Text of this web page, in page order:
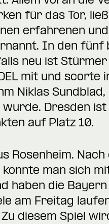
für das Tor,
erfahrenen
In den fünf
neu ist
mit und scorte
Niklas
Dresden
auf Platz 10.
Rosenheim.
man sich
haben die Bayern
am Freitag
diesem Spiel